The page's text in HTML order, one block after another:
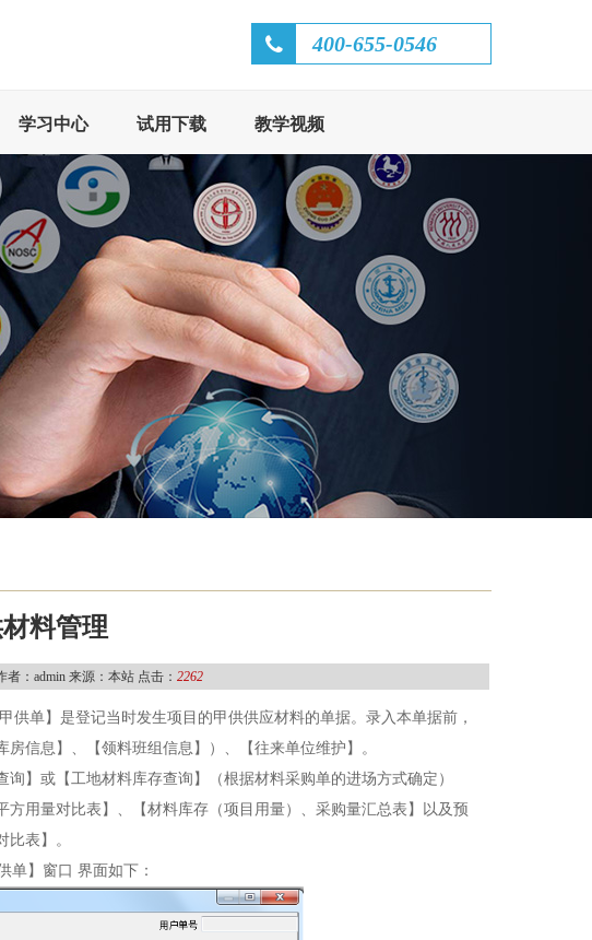
400-655-0546
学习中心 试用下载 教学视频
料管理
者：admin 来源：本站 点击： 2262
单】是登记当时发生项目的甲供供应材料的单据。录入本单据前，
信息】、【领料班组信息】）、【往来单位维护】。
】或【工地材料库存查询】（根据材料采购单的进场方式确定）
用量对比表】、【材料库存（项目用量）、采购量汇总表】以及预
表】。
单】窗口 界面如下：